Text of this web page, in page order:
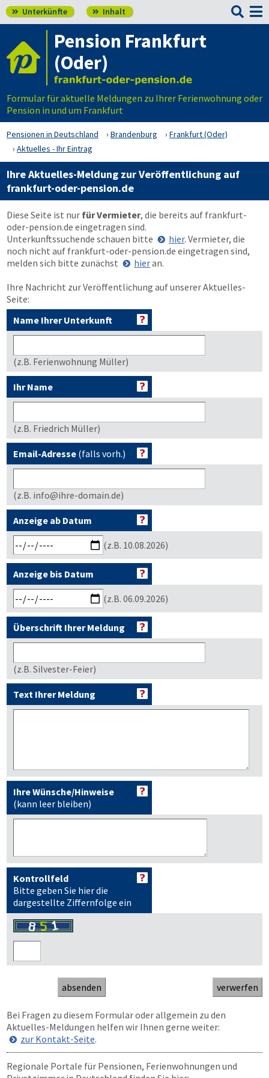
 Unterkünfte  Inhalt 
Pension Frankfurt
(Oder)
Formular für aktuelle Meldungen zu Ihrer Ferienwohnung oder
Pension in und um Frankfurt
Pensionen in Deutschland Brandenburg
Frankfurt (Oder)
Aktuelles - Ihr Eintrag
Ihre Aktuelles-Meldung zur Veröffentlichung auf
frankfurt-oder-pension.de
Diese Seite ist nur für Vermieter, die bereits auf frankfurt-
oder-pension.de eingetragen sind.
Unterkunftssuchende schauen bitte
hier. Vermieter, die
noch nicht auf frankfurt-oder-pension.de eingetragen sind,
melden sich bitte zunächst
hieran.
Ihre Nachricht zur Veröffentlichung auf unserer Aktuelles-
Seite:
Name Ihrer Unterkunft
(z.B. Ferienwohnung Müller)
Ihr Name
(z.B. Friedrich Müller)
Email-Adresse (falls vorh.)
(z.B. info@ihre-domain.de)
Anzeige ab Datum
(z.B. 10.08.2026)
Anzeige bis Datum
(z.B. 06.09.2026)
Überschrift Ihrer Meldung
(z.B. Silvester-Feier)
Text Ihrer Meldung
Ihre Wünsche/Hinweise
(kann leer bleiben)
Kontrollfeld
Bitte geben Sie hier die
dargestellte Ziffernfolge ein
Bei Fragen zu diesem Formular oder allgemein zu den
Aktuelles-Meldungen helfen wir Ihnen gerne weiter:
zur Kontakt-Seite.
Regionale Portale für Pensionen, Ferienwohnungen und